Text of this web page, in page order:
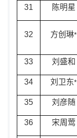
31 陈明星
32 方创琳*
33 刘盛和
34 刘卫东*
35 刘彦随
36 宋周莺